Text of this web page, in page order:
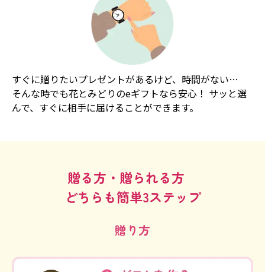
すぐに贈りたいプレゼントがあるけど、時間がない…
そんな時でも花とみどりのeギフトなら安心！ サッと選
んで、すぐに相手に届けることができます。
贈る方・贈られる方
どちらも簡単3ステップ
贈り方